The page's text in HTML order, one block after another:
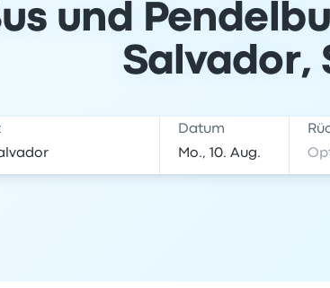
und
Salvador,
Datum